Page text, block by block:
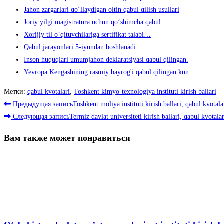
Jahon zargarlari qo‘llaydigan oltin qabul qilish usullari
Joriy yilgi magistratura uchun qo‘shimcha qabul…
Xorijiy til o’qituvchilariga sertifikat talabi…
Qabul jarayonlari 5-iyundan boshlanadi.
Inson huquqlari umumjahon deklaratsiyasi qabul qilingan.
Yevropa Kengashining rasmiy bayrog'i qabul qilingan kun
Метки: qabul kvotalari Toshkent kimyo-texnologiya instituti kirish ballari
Читать
далее
статьи
Предыдущая записьToshkent moliya instituti kirish ballari, qabul
Следующая записьTermiz davlat universiteti kirish ballari, qabul
Вам также может понравиться